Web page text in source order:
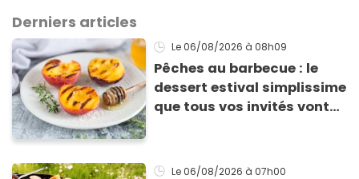
Derniers articles
Le 06/08/2026 à 08h09
Pêches au barbecue : le
dessert estival simplissime
que tous vos invités vont
Le 06/08/2026 à 07h00